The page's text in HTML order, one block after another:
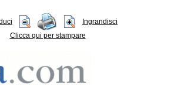
Ingrandisci
Clicca qui per stampare